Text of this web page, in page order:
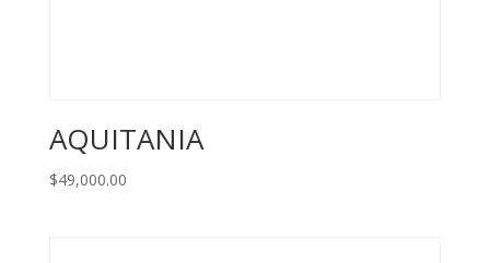
AQUITANIA
$49,000.00